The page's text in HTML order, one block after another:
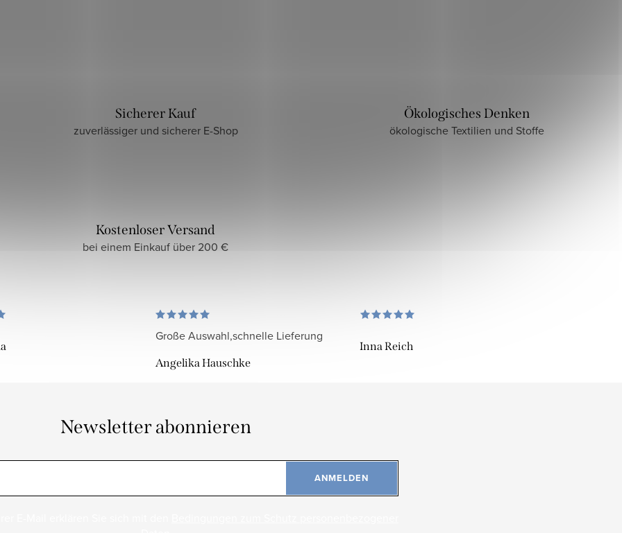
Sicherer Kauf
zuverlässiger und sicherer E-Shop
Ökologisches Denken
ökologische Textilien und Stoffe
Kostenloser Versand
bei einem Einkauf über 200 €
Große Auswahl,schnelle Lieferung
Angelika Hauschke
Inna Reich
Newsletter abonnieren
ANMELDEN